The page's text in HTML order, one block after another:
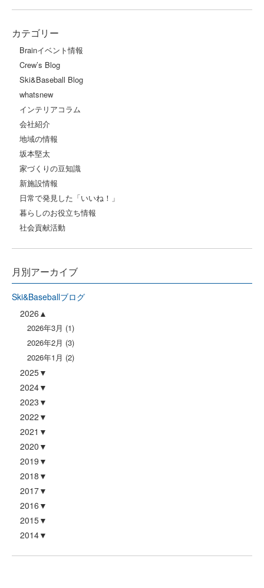
カテゴリー
Brainイベント情報
Crew’s Blog
Ski&Baseball Blog
whatsnew
インテリアコラム
会社紹介
地域の情報
坂本堅太
家づくりの豆知識
新施設情報
日常で発見した「いいね！」
暮らしのお役立ち情報
社会貢献活動
月別アーカイブ
Ski&Baseballブログ
2026
2026年3月 (1)
2026年2月 (3)
2026年1月 (2)
2025
2024
2023
2022
2021
2020
2019
2018
2017
2016
2015
2014